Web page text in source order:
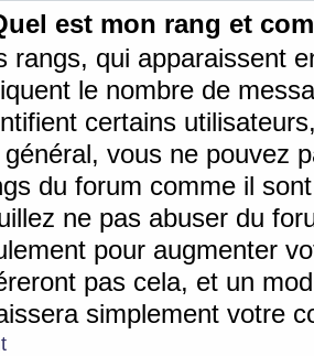
est mon rang et
rangs, qui apparaissent
le nombre de
certains
général, vous ne pouvez
du forum comme il
ne pas abuser du
pour augmenter
pas cela, et un
simplement votre